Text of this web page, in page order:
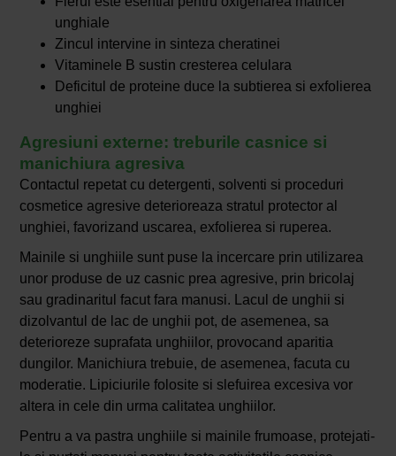
unghiale
Zincul intervine in sinteza cheratinei
Vitaminele B sustin cresterea celulara
Deficitul de proteine duce la subtierea si exfolierea
unghiei
Agresiuni externe: treburile casnice si
manichiura agresiva
Contactul repetat cu detergenti, solventi si proceduri
cosmetice agresive deterioreaza stratul protector al
unghiei, favorizand uscarea, exfolierea si ruperea.
Mainile si unghiile sunt puse la incercare prin utilizarea
unor produse de uz casnic prea agresive, prin bricolaj
sau gradinaritul facut fara manusi. Lacul de unghii si
dizolvantul de lac de unghii pot, de asemenea, sa
deterioreze suprafata unghiilor, provocand aparitia
dungilor. Manichiura trebuie, de asemenea, facuta cu
moderatie. Lipiciurile folosite si slefuirea excesiva vor
altera in cele din urma calitatea unghiilor.
Pentru a va pastra unghiile si mainile frumoase, protejati-